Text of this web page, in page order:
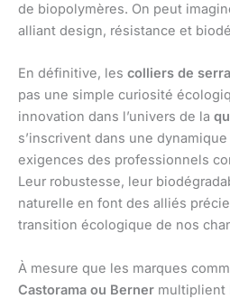
de biopolymères. On peut
alliant design, résistance et
En définitive, les colliers de
pas une simple curiosité
innovation dans l’univers de la
s’inscrivent dans une
exigences des professionnels
Leur robustesse, leur
naturelle en font des alliés
transition écologique de nos
À mesure que les marques
Castorama ou Berner multiplient